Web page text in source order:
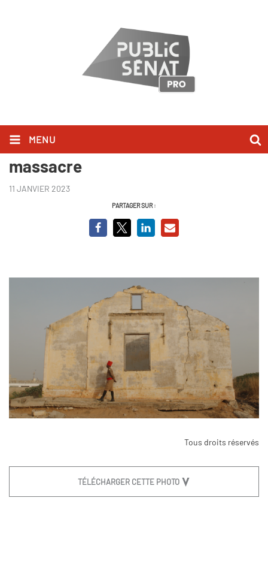
MENU
Thiaroye 44, enquête sur un
massacre
11 JANVIER 2023
PARTAGER SUR :
Tous droits réservés
TÉLÉCHARGER CETTE PHOTO